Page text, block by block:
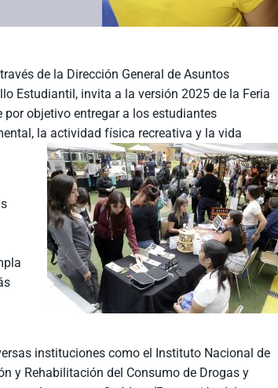
de la Dirección General de Asuntos
Estudiantil, invita a la versión 2025 de la Feria
objetivo entregar a los estudiantes
la actividad física recreativa y la vida
instituciones como el Instituto Nacional de
y Rehabilitación del Consumo de Drogas y